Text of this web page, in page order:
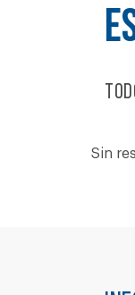
Sin